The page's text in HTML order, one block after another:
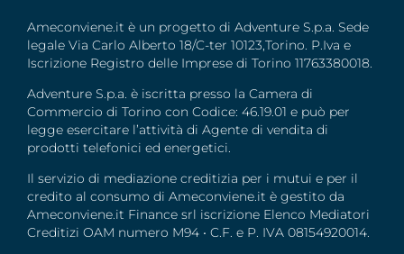
Ameconviene.it è un progetto di Adventure S.p.a. Sede
legale Via Carlo Alberto 18/C-ter 10123,Torino. P.Iva e
Iscrizione Registro delle Imprese di Torino 11763380018.
Adventure S.p.a. è iscritta presso la Camera di
Commercio di Torino con Codice: 46.19.01 e può per
legge esercitare l’attività di Agente di vendita di
prodotti telefonici ed energetici.
Il servizio di mediazione creditizia per i mutui e per il
credito al consumo di Ameconviene.it è gestito da
Ameconviene.it Finance srl iscrizione Elenco Mediatori
Creditizi OAM numero M94 • C.F. e P. IVA 08154920014.